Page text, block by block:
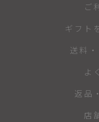
ご
ギフト
送料
よ
返品
店